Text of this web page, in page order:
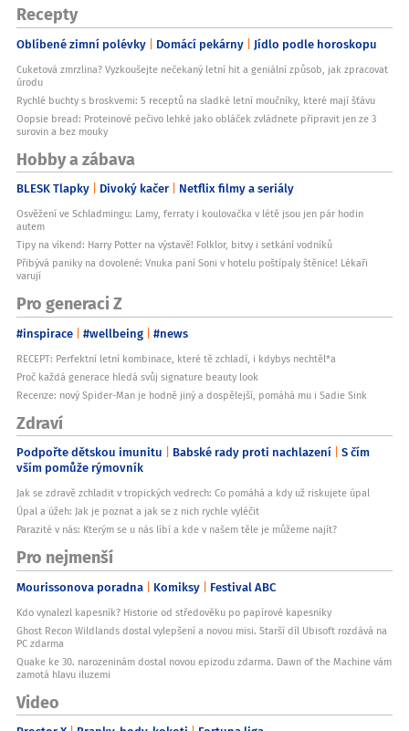
Recepty
Oblíbené zimní polévky Domácí pekárny Jídlo podle horoskopu
Cuketová zmrzlina? Vyzkoušejte nečekaný letní hit a geniální způsob, jak zpracovat
úrodu
Rychlé buchty s broskvemi: 5 receptů na sladké letní moučníky, které mají šťávu
Oopsie bread: Proteinové pečivo lehké jako obláček zvládnete připravit jen ze 3
surovin a bez mouky
Hobby a zábava
BLESK Tlapky Divoký kačer Netflix filmy a seriály
Osvěžení ve Schladmingu: Lamy, ferraty i koulovačka v létě jsou jen pár hodin
autem
Tipy na víkend: Harry Potter na výstavě! Folklor, bitvy i setkání vodníků
Přibývá paniky na dovolené: Vnuka paní Soni v hotelu poštípaly štěnice! Lékaři
varují
Pro generaci Z
#inspirace #wellbeing #news
RECEPT: Perfektní letní kombinace, které tě zchladí, i kdybys nechtěl*a
Proč každá generace hledá svůj signature beauty look
Recenze: nový Spider-Man je hodně jiný a dospělejší, pomáhá mu i Sadie Sink
Zdraví
Podpořte dětskou imunitu Babské rady proti nachlazení S čím
vším pomůže rýmovník
Jak se zdravě zchladit v tropických vedrech: Co pomáhá a kdy už riskujete úpal
Úpal a úžeh: Jak je poznat a jak se z nich rychle vyléčit
Parazité v nás: Kterým se u nás líbí a kde v našem těle je můžeme najít?
Pro nejmenší
Mourissonova poradna Komiksy Festival ABC
Kdo vynalezl kapesník? Historie od středověku po papírové kapesníky
Ghost Recon Wildlands dostal vylepšení a novou misi. Starší díl Ubisoft rozdává na
PC zdarma
Quake ke 30. narozeninám dostal novou epizodu zdarma. Dawn of the Machine vám
zamotá hlavu iluzemi
Video